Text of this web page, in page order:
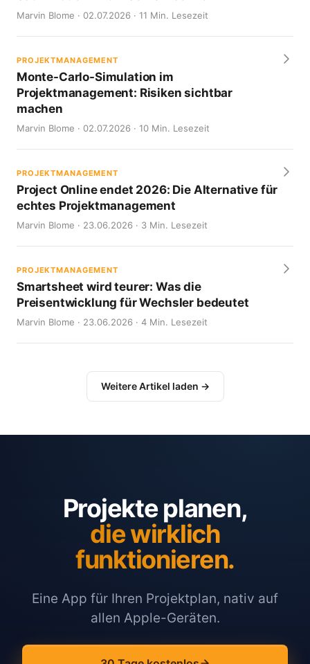
Marvin Blome · 02.07.2026 · 11 Min. Lesezeit
PROJEKTMANAGEMENT
Monte-Carlo-Simulation im
Projektmanagement: Risiken sichtbar
machen
Marvin Blome · 02.07.2026 · 10 Min. Lesezeit
PROJEKTMANAGEMENT
Project Online endet 2026: Die Alternative für
echtes Projektmanagement
Marvin Blome · 23.06.2026 · 3 Min. Lesezeit
PROJEKTMANAGEMENT
Smartsheet wird teurer: Was die
Preisentwicklung für Wechsler bedeutet
Marvin Blome · 23.06.2026 · 4 Min. Lesezeit
Weitere Artikel laden →
Projekte planen,
die wirklich
funktionieren.
Eine App für Ihren Projektplan, nativ auf
allen Apple-Geräten.